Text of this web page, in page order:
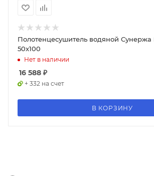
Полотенцесушитель водяной
50x100
Нет в наличии
16 588 ₽
+ 332 на счет
В КОРЗИНУ